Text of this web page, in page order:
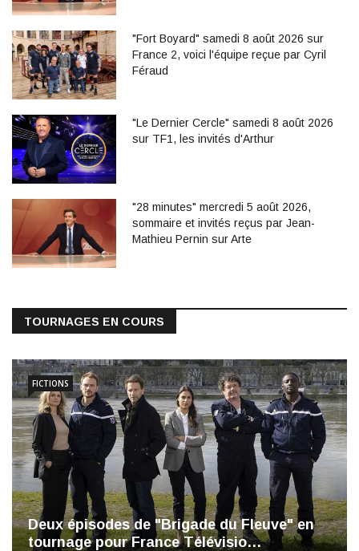
"Fort Boyard" samedi 8 août 2026 sur
France 2, voici l'équipe reçue par Cyril
Féraud
"Le Dernier Cercle" samedi 8 août 2026
sur TF1, les invités d'Arthur
"28 minutes" mercredi 5 août 2026,
sommaire et invités reçus par Jean-
Mathieu Pernin sur Arte
TOURNAGES EN COURS
Deux épisodes de "Brigade du Fleuve" en
tournage pour France Télévisio…
FICTIONS